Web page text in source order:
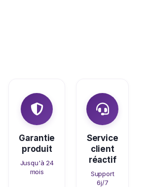
Garantie
produit
Jusqu'à 24
mois
Service
client
réactif
Support
6j/7